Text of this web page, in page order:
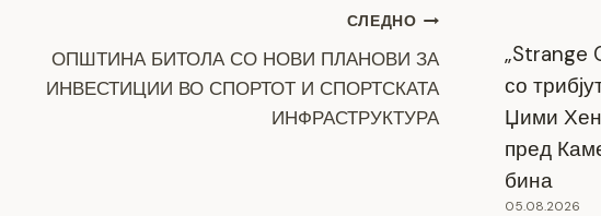
СЛЕДНО
ОПШТИНА БИТОЛА СО НОВИ ПЛАНОВИ ЗА
ИНВЕСТИЦИИ ВО СПОРТОТ И СПОРТСКАТА
ИНФРАСТРУКТУРА
„Strange
со
Џими
пред
бина
05.08.2026